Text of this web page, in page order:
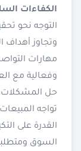
الكفاءات
التوجه نحو
وتجاوز أهداف
مهارات
وفعالية مع
حل المشكلات:
تواجه
القدرة على
السوق